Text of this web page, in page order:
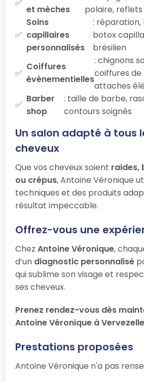
et mèches
polaire, reflets
Soins
capillaires
personnalisés
:
botox
brésilien
Coiffures
événementielles
: chignons
coiffures de
attaches
Barber
shop
: taille de barbe,
contours soignés
Un salon adapté à tous
cheveux
Que vos cheveux soient raides,
ou crépus, Antoine Véronique
techniques et des produits
résultat impeccable.
Offrez-vous une
Chez Antoine Véronique,
d’un diagnostic personnalisé
qui sublime son visage et
ses cheveux.
Prenez rendez-vous dès
Antoine Véronique à Vervezelle
Prestations proposées
Antoine Véronique n'a pas